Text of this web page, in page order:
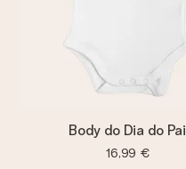
Body do Dia do Pai
16,99 €